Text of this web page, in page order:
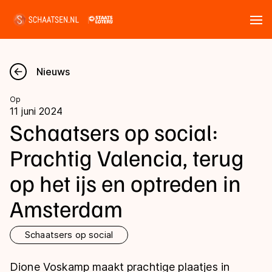
Nieuws
Kalender
Disciplines
Marathon
Langebaan
Shorttrack
Uitslagen
Langebaan
Shorttrack
Marathon
Tijden & historie
Ranglijsten Langebaan
Nieuws
Op
11 juni 2024
Schaatsers op social:
Prachtig Valencia, terug
op het ijs en optreden in
Amsterdam
Schaatsers op social
Dione Voskamp maakt prachtige plaatjes in